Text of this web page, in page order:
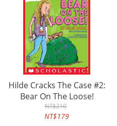
Hilde Cracks The Case #2:
Bear On The Loose!
NT$210
NT$179